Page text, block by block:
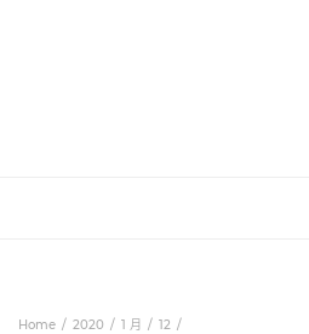
Home 2020 1 月
12